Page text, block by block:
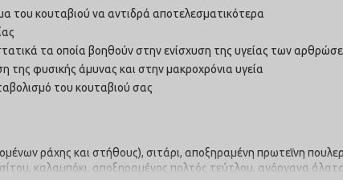
του κουταβιού να αντιδρά αποτελεσματικότερα
τα οποία βοηθούν στην ενίσχυση της υγείας των
της φυσικής άμυνας και στην μακροχρόνια υγεία
του κουταβιού σας
ράχης και στήθους), σιτάρι, αποξηραμένη πρωτεΐνη
καλαμπόκι, αποξηραμένος πολτός τεύτλου, ανόργανα